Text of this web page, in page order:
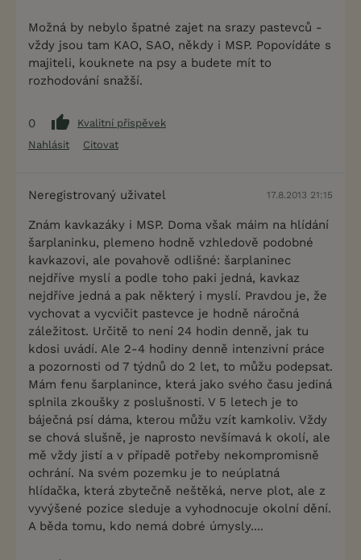
Možná by nebylo špatné zajet na srazy pastevců -
vždy jsou tam KAO, SAO, někdy i MSP. Popovídáte s
majiteli, kouknete na psy a budete mít to
rozhodování snažší.
0
Kvalitní příspěvek
Nahlásit
Citovat
Neregistrovaný uživatel 17.8.2013 21:15
Znám kavkazáky i MSP. Doma však máim na hlídání
šarplaninku, plemeno hodně vzhledově podobné
kavkazovi, ale povahově odlišné: šarplaninec
nejdříve myslí a podle toho paki jedná, kavkaz
nejdříve jedná a pak některý i myslí. Pravdou je, že
vychovat a vycvičit pastevce je hodně náročná
záležitost. Určitě to není 24 hodin denně, jak tu
kdosi uvádí. Ale 2-4 hodiny denně intenzivní práce
a pozornosti od 7 týdnů do 2 let, to můžu podepsat.
Mám fenu šarplanince, která jako svého času jediná
splnila zkoušky z poslušnosti. V 5 letech je to
báječná psí dáma, kterou můžu vzít kamkoliv. Vždy
se chová slušně, je naprosto nevšímavá k okolí, ale
mě vždy jistí a v případě potřeby nekompromisně
ochrání. Na svém pozemku je to neúplatná
hlídačka, která zbytečně neštěká, nerve plot, ale z
vyvýšené pozice sleduje a vyhodnocuje okolní dění.
A běda tomu, kdo nemá dobré úmysly....